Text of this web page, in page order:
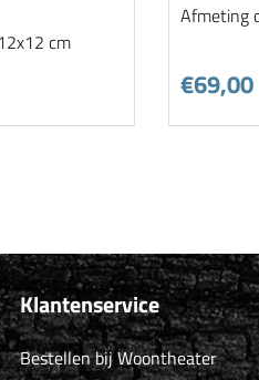
cm
Afmeting
€69,00
Klantenservice
Bestellen bij Woontheater